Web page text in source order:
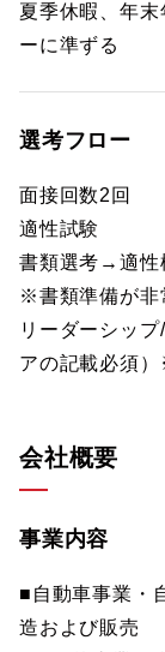
夏季休暇、年
ーに準ずる
選考フロー
面接回数2回
適性試験
書類選考→適
※書類準備が非
リーダーシッ
アの記載必須
会社概要
事業内容
■自動車事業・
造および販売